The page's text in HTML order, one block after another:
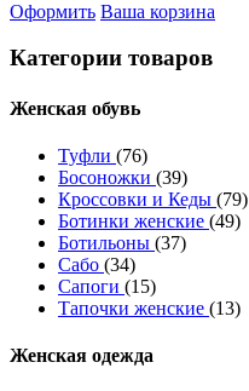
Оформить Ваша корзина
Категории товаров
Женcкая обувь
Туфли (76)
Босоножки (39)
Кроссовки и Кеды (79)
Ботинки женские (49)
Ботильоны (37)
Сабо (34)
Сапоги (15)
Тапочки женские (13)
Женская одежда